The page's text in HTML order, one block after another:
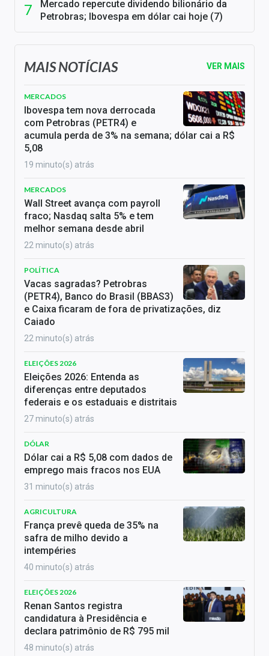
Mercado repercute dividendo bilionário da
Petrobras; Ibovespa em dólar cai hoje (7)
MAIS NOTÍCIAS VER MAIS
MERCADOS
Ibovespa tem nova derrocada
com Petrobras (PETR4) e
acumula perda de 3% na semana; dólar cai a R$
5,08
19 minuto(s) atrás
MERCADOS
Wall Street avança com payroll
fraco; Nasdaq salta 5% e tem
melhor semana desde abril
22 minuto(s) atrás
POLÍTICA
Vacas sagradas? Petrobras
(PETR4), Banco do Brasil (BBAS3)
e Caixa ficaram de fora de privatizações, diz
Caiado
22 minuto(s) atrás
ELEIÇÕES 2026
Eleições 2026: Entenda as
diferenças entre deputados
federais e os estaduais e distritais
27 minuto(s) atrás
DÓLAR
Dólar cai a R$ 5,08 com dados de
emprego mais fracos nos EUA
31 minuto(s) atrás
AGRICULTURA
França prevê queda de 35% na
safra de milho devido a
intempéries
40 minuto(s) atrás
ELEIÇÕES 2026
Renan Santos registra
candidatura à Presidência e
declara patrimônio de R$ 795 mil
48 minuto(s) atrás